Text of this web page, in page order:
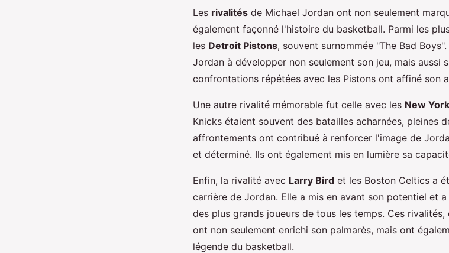
Les rivalités de Michael Jordan ont non seulement
également façonné l'histoire du basketball. Parmi les
les Detroit Pistons, souvent surnommée "The Bad
Jordan à développer non seulement son jeu, mais aussi
confrontations répétées avec les Pistons ont affiné son
Une autre rivalité mémorable fut celle avec les New
Knicks étaient souvent des batailles acharnées, pleines
affrontements ont contribué à renforcer l'image de
et déterminé. Ils ont également mis en lumière sa
Enfin, la rivalité avec Larry Bird et les Boston Celtics a
carrière de Jordan. Elle a mis en avant son potentiel et
des plus grands joueurs de tous les temps. Ces
ont non seulement enrichi son palmarès, mais ont
légende du basketball.